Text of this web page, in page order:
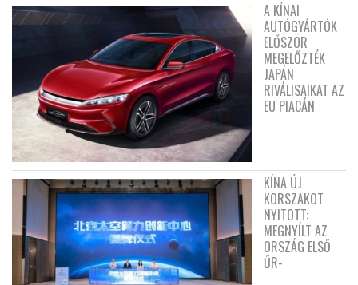
A KÍNAI
AUTÓGYÁRTÓK
ELŐSZÖR
MEGELŐZTÉK
JAPÁN
RIVÁLISAIKAT AZ
EU PIACÁN
KÍNA ÚJ
KORSZAKOT
NYITOTT:
MEGNYÍLT AZ
ORSZÁG ELSŐ
ŰR-